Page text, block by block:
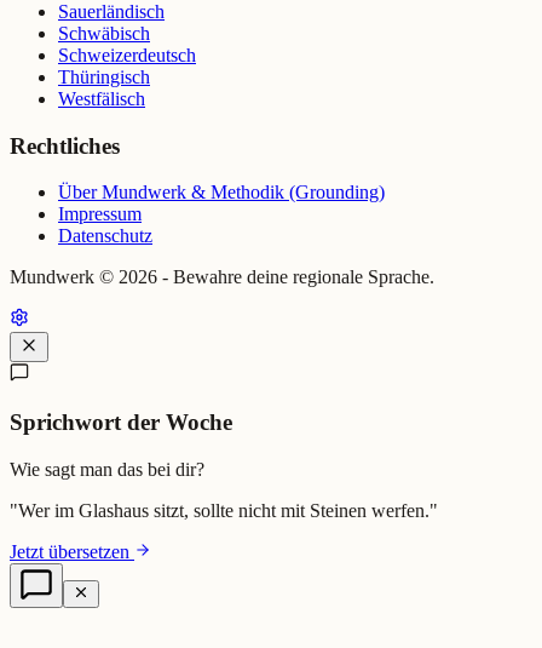
Sauerländisch
Schwäbisch
Schweizerdeutsch
Thüringisch
Westfälisch
Rechtliches
Über Mundwerk & Methodik (Grounding)
Impressum
Datenschutz
Mundwerk © 2026 - Bewahre deine regionale Sprache.
Sprichwort der Woche
Wie sagt man das bei dir?
"Wer im Glashaus sitzt, sollte nicht mit Steinen werfen."
Jetzt übersetzen